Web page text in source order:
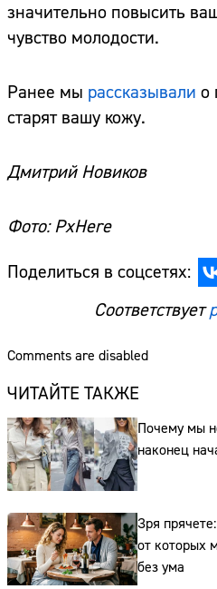
значительно повысить
чувство молодости.
Ранее мы рассказывали о
старят вашу кожу.
Дмитрий Новиков
Фото: PxHere
Поделиться в соцсетях:
Соответствует
Comments are disabled
ЧИТАЙТЕ ТАКЖЕ
Почему мы
наконец
Зря
от которых
без ума